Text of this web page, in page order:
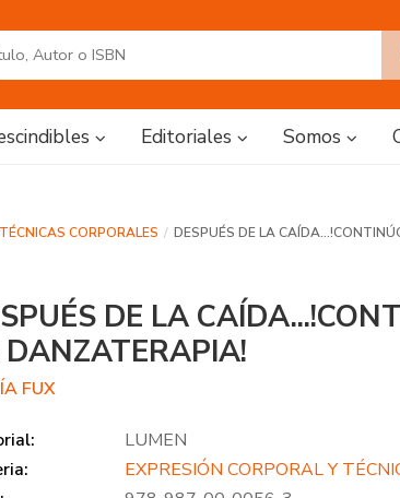
Editoriales Somos
CORPORALES DESPUÉS DE LA
DE LA
FUX
LUMEN
EXPRESIÓN CORPORAL Y